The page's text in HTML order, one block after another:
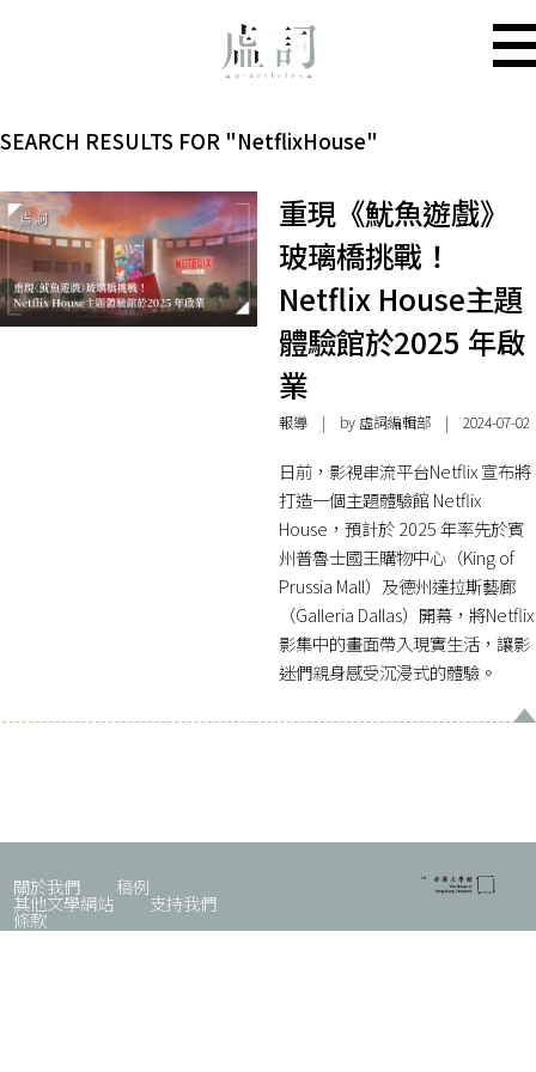
SEARCH RESULTS FOR "NetflixHouse"
重現《魷魚遊戲》
玻璃橋挑戰！
Netflix House主題
體驗館於2025 年啟
業
報導| by 虛詞編輯部 | 2024-07-02
日前，影視串流平台Netflix 宣布將
打造一個主題體驗館 Netflix
House，預計於 2025 年率先於賓
州普魯士國王購物中心（King of
Prussia Mall）及德州達拉斯藝廊
（Galleria Dallas）開幕，將Netflix
影集中的畫面帶入現實生活，讓影
迷們親身感受沉浸式的體驗。
關於我們 稿例
其他文學網站 支持我們
條款